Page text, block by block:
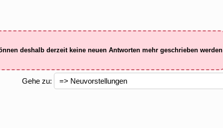
deshalb derzeit keine neuen Antworten mehr geschrieben werden
Gehe zu: